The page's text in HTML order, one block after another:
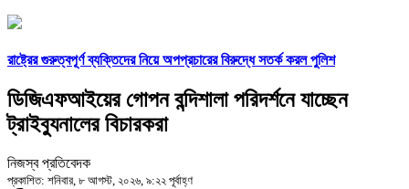
রাষ্ট্রের গুরুত্বপূর্ণ ব্যক্তিদের নিয়ে অপপ্রচারের বিরুদ্ধে সতর্ক করল পুলিশ
ডিজিএফআইয়ের গোপন বন্দিশালা পরিদর্শনে যাচ্ছেন
ট্রাইব্যুনালের বিচারকরা
নিজস্ব প্রতিবেদক
প্রকাশিত: শনিবার, ৮ আগস্ট, ২০২৬, ৯:২২ পূর্বাহ্ণ